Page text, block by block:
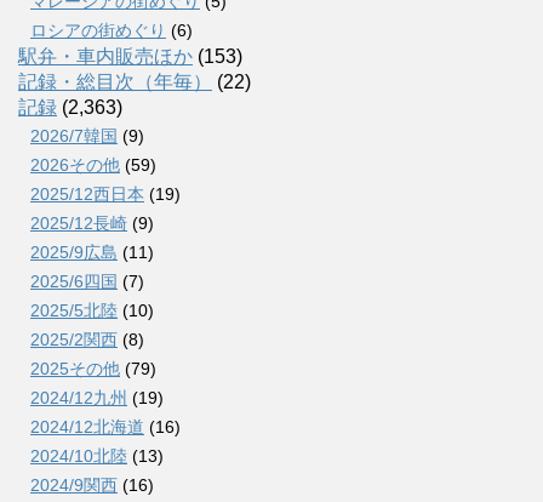
ロシアの街めぐり (6)
駅弁・車内販売ほか (153)
記録・総目次（年毎）
(22)
記録 (2,363)
2026/7韓国 (9)
2026その他 (59)
2025/12西日本 (19)
2025/12長崎 (9)
2025/9広島 (11)
2025/6四国 (7)
2025/5北陸 (10)
2025/2関西 (8)
2025その他 (79)
2024/12九州 (19)
2024/12北海道 (16)
2024/10北陸 (13)
2024/9関西 (16)